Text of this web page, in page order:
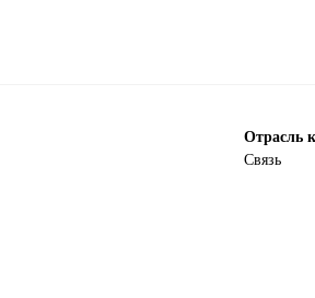
Отрасль
Связь